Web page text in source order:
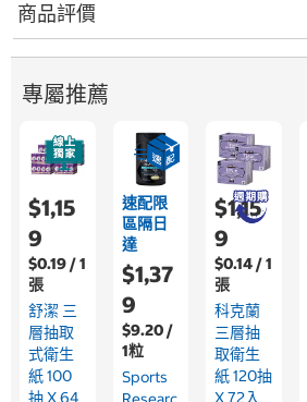
商品評價
專屬推薦
$1,15
9
$0.19 / 1
張
舒潔 三
層抽取
式衛生
紙 100
抽 X 64
速配限
區隔日
達
$1,37
9
$9.20 /
1粒
Sports
$1,15
9
$0.14 / 1
張
科克蘭
三層抽
取衛生
紙 120抽
X 72入